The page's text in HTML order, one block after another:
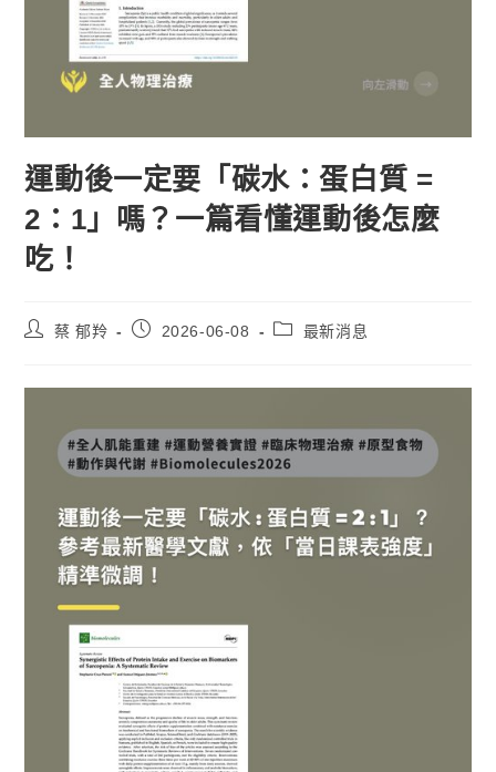
運動後一定要「碳水：蛋白質 =
2：1」嗎？一篇看懂運動後怎麼
吃！
蔡 郁羚 2026-06-08 最新消息